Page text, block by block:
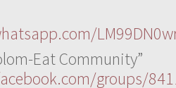
Eat Community”
groups/